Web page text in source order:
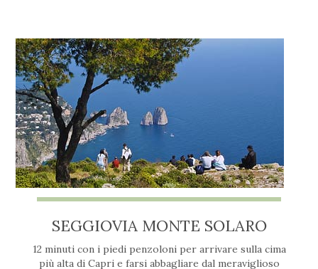
SEGGIOVIA MONTE SOLARO
12 minuti con i piedi penzoloni per arrivare sulla cima
più alta di Capri e farsi abbagliare dal meraviglioso